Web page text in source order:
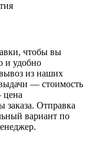
чтобы вы
и удобно
из наших
— стоимость
цена
заказа. Отправка
вариант по